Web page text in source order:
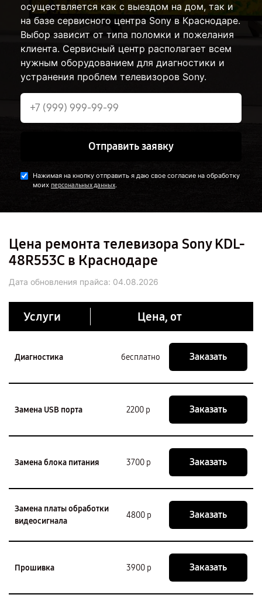
осуществляется как с выездом на дом, так и
на базе сервисного центра Sony в Краснодаре.
Выбор зависит от типа поломки и пожелания
клиента. Сервисный центр располагает всем
нужным оборудованием для диагностики и
устранения проблем телевизоров Sony.
Отправить заявку
Нажимая на кнопку отправить я даю свое согласие на обработку
моих персональных данных.
Цена ремонта телевизора Sony KDL-
48R553C в Краснодаре
Дата обновления прайса: 04.08.2026
Услуги Цена, от
Диагностика бесплатно Заказать
Замена USB порта 2200 р Заказать
Замена блока питания 3700 р Заказать
Замена платы обработки
видеосигнала
4800 р Заказать
Прошивка 3900 р Заказать